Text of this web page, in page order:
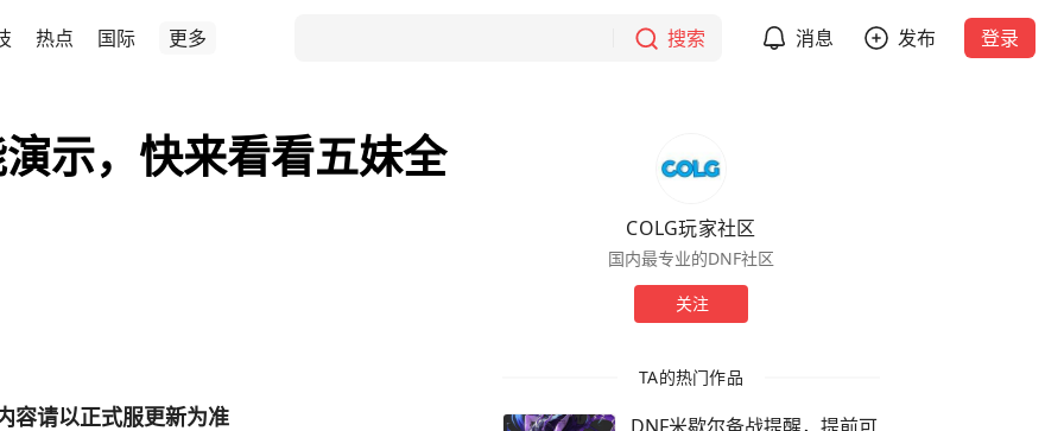
热点 国际 更多 搜索 消息 发布 登录
示，快来看看五妹全
容请以正式服更新为准
COLG玩家社区
国内最专业的DNF社区
关注
TA的热门作品